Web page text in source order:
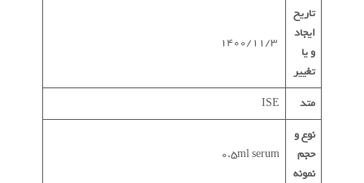
تاریخ
ایجاد
و یا
تغییر
متد
ISE
نوع و
حجم
نمونه
0.5ml serum